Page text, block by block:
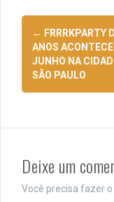
Navegação
de
posts
← FRRRKPARTY
ANOS
JUNHO NA
SÃO PAULO
Deixe um
Você precisa fazer o